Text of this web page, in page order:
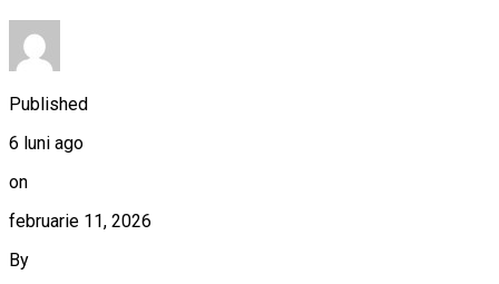
Published
6 luni ago
on
februarie 11, 2026
By